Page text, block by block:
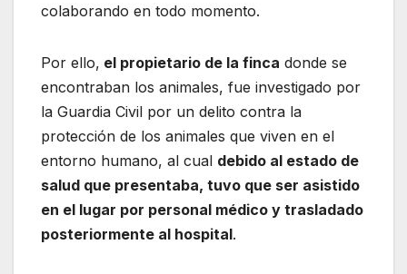
colaborando en todo momento.
Por ello, el propietario de la finca donde se
encontraban los animales, fue investigado por
la Guardia Civil por un delito contra la
protección de los animales que viven en el
entorno humano, al cual debido al estado de
salud que presentaba, tuvo que ser asistido
en el lugar por personal médico y trasladado
posteriormente al hospital.